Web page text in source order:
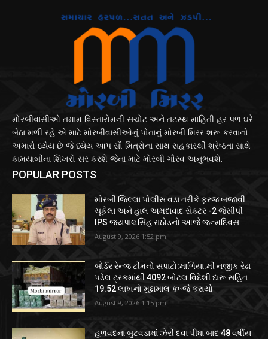
મોરબીવાસીઓ તમામ વિસ્તારોમની સચોટ અને તટસ્થ માહિતી હર પળ ઘરે
બેઠા મળી રહે એ માટે મોરબીવાસીઓનું પોતાનું મોરબી મિરર શરૂ કરવાનો
અમારો ધ્યેય છે જે ધ્યેય આપ સૌ મિત્રોના સાથ સહકારથી શ્રેષ્ઠતા સાથે
કામયાબીના શિખરો સર કરશે જેના માટે મોરબી ગૌરવ અનુભવશે.
POPULAR POSTS
મોરબી જિલ્લા પોલીસ વડા તરીકે ફરજ બજાવી
ચૂકેલા અને હાલ અમદાવાદ સેક્ટર -2 જેસીપી
IPS જયપાલસિંહ રાઠોડનો આજે જન્મદિવસ
August 9, 2026 1:52 pm
બોર્ડર રેન્જ ટીમનો સપાટો:માળિયા.મી નજીક રેઢા
પડેલ ટ્રકમાંથી 4092 બોટલ વિદેશી દારૂ સહિત
19.52 લાખનો મુદ્દામાલ કબ્જે કરાયો
August 9, 2026 1:15 pm
હળવદના બુટવડામાં ઝેરી દવા પીધા બાદ 48 વર્ષીય